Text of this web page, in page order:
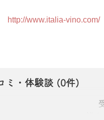
http://www.italia-vino.com/
ミ・体験談 (0件)